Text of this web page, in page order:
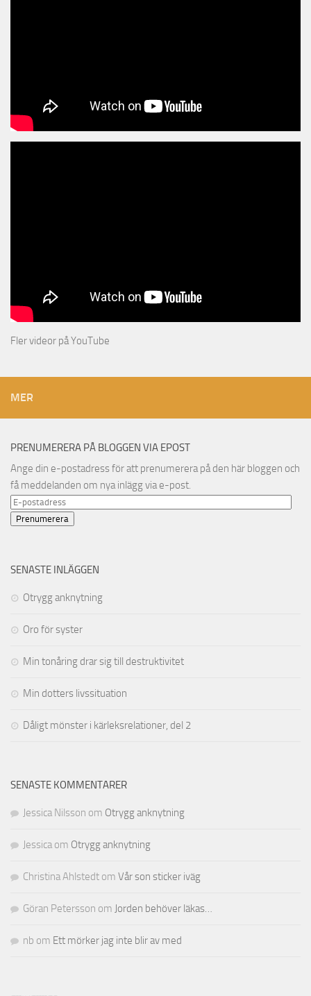
Fler videor på YouTube
MER
PRENUMERERA PÅ BLOGGEN VIA EPOST
Ange din e-postadress för att prenumerera på den här bloggen och
få meddelanden om nya inlägg via e-post.
E-
postadress
Prenumerera
SENASTE INLÄGGEN
Otrygg anknytning
Oro för syster
Min tonåring drar sig till destruktivitet
Min dotters livssituation
Dåligt mönster i kärleksrelationer, del 2
SENASTE KOMMENTARER
Jessica Nilsson om Otrygg anknytning
Jessica om Otrygg anknytning
Christina Ahlstedt om Vår son sticker iväg
Göran Petersson om Jorden behöver läkas…
nb om Ett mörker jag inte blir av med